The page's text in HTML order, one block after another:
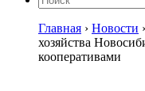
Главная › Новости ›
хозяйства
кооперативами